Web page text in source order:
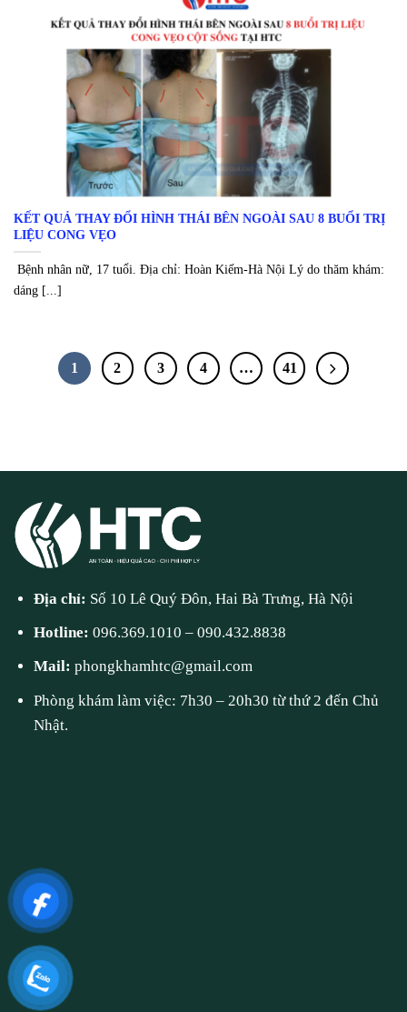
KẾT QUẢ THAY ĐỔI HÌNH THÁI BÊN NGOÀI SAU 8 BUỔI TRỊ
LIỆU CONG VẸO
Bệnh nhân nữ, 17 tuổi. Địa chỉ: Hoàn Kiếm-Hà Nội Lý do thăm khám:
dáng [...]
1 2 3 4 … 41
Địa chỉ: Số 10 Lê Quý Đôn, Hai Bà Trưng, Hà Nội
Hotline:096.369.1010 –090.432.8838
Mail:phongkhamhtc@gmail.com
Phòng khám làm việc: 7h30 – 20h30 từ thứ 2 đến Chủ
Nhật.